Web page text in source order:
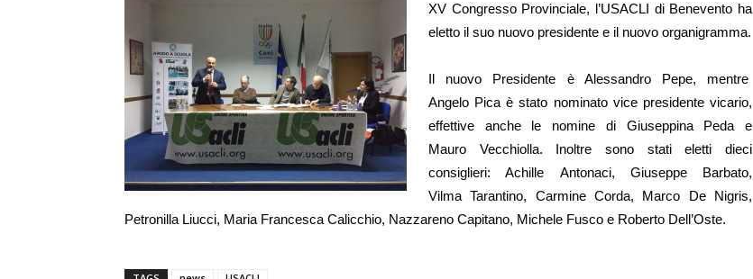
XV Congresso Provinciale, l’USACLI di Benevento ha
eletto il suo nuovo presidente e il nuovo organigramma.
Il nuovo Presidente è Alessandro Pepe, mentre
Angelo Pica è stato nominato vice presidente vicario,
effettive anche le nomine di Giuseppina Peda e
Mauro Vecchiolla. Inoltre sono stati eletti dieci
consiglieri: Achille Antonaci, Giuseppe Barbato,
Vilma Tarantino, Carmine Corda, Marco De Nigris,
Petronilla Liucci, Maria Francesca Calicchio, Nazzareno Capitano, Michele Fusco e Roberto Dell’Oste.